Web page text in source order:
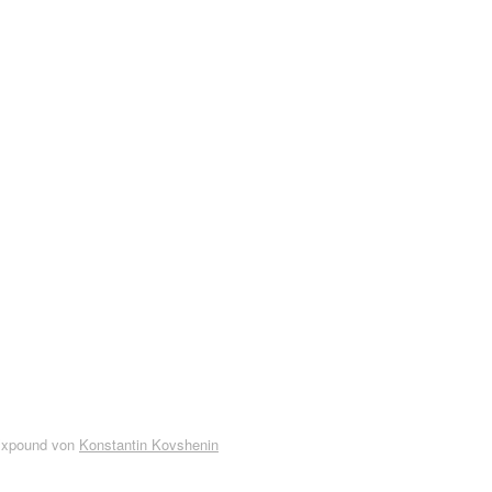
von Konstantin Kovshenin